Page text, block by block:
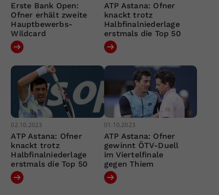
Erste Bank Open:
Ofner erhält zweite
Hauptbewerbs-
Wildcard
ATP Astana: Ofner
knackt trotz
Halbfinalniederlage
erstmals die Top 50
02.10.2023
ATP Astana: Ofner
knackt trotz
Halbfinalniederlage
erstmals die Top 50
01.10.2023
ATP Astana: Ofner
gewinnt ÖTV-Duell
im Viertelfinale
gegen Thiem